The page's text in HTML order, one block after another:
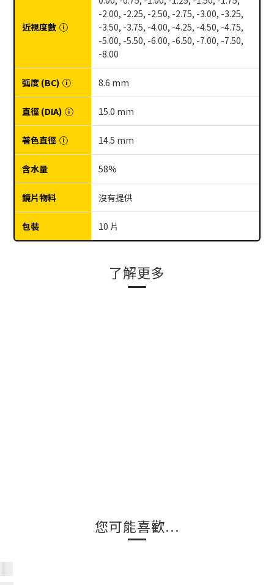
近視度數 ⓘ
-2.00, -2.25, -2.50, -2.75, -3.00, -3.25,
-3.50, -3.75, -4.00, -4.25, -4.50, -4.75,
-5.00, -5.50, -6.00, -6.50, -7.00, -7.50,
-8.00
弧度 (BC) ⓘ 8.6 mm
直徑 (DIA) ⓘ 15.0 mm
著色直徑 ⓘ 14.5 mm
含水量 58%
鏡片物料 沒有提供
包裝 10 片
了解更多
您可能喜歡...